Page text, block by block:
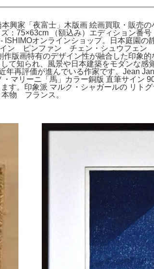
興家「夜富士」木版画 絵画買取・販売
：75×63cm （額込み）エディション番
オンラインショップ。日本庭園の
ン ピンファン チェン・シュウフェン
版画特有のデザイン性が融合した印象
知られ、風景や日本建築をモダンな感
年再評価が進んでいる作家です。
マリーニ「馬」カラー銅版 直筆サイン
す。印象派 マルク・シャガールの リト
物 フランス。